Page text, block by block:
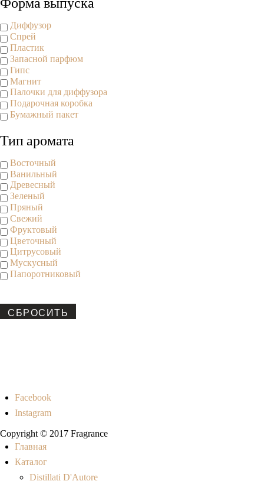
Диффузор
Спрей
Пластик
Запасной парфюм
Гипс
Магнит
Палочки для диффузора
Подарочная коробка
Бумажный пакет
Тип аромата
Восточный
Ванильный
Древесный
Зеленый
Пряный
Свежий
Фруктовый
Цветочный
Цитрусовый
Мускусный
Папоротниковый
СБРОСИТЬ
Facebook
Instagram
Copyright © 2017 Fragrance
Главная
Каталог
Distillati D'Autore